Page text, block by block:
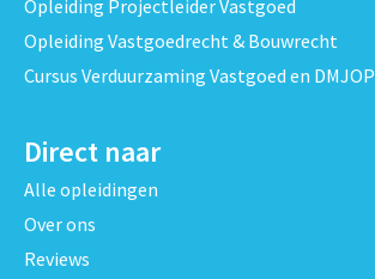
Opleiding Projectleider Vastgoed
Opleiding Vastgoedrecht & Bouwrecht
Cursus Verduurzaming Vastgoed en DMJOP
Direct naar
Alle opleidingen
Over ons
Reviews